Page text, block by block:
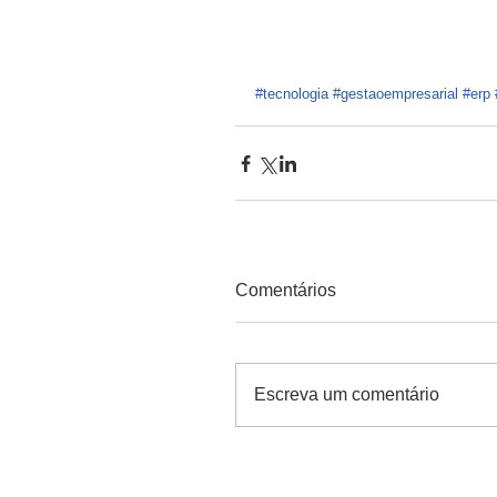
#tecnologia #gestaoempresarial #erp
Comentários
Escreva um comentário